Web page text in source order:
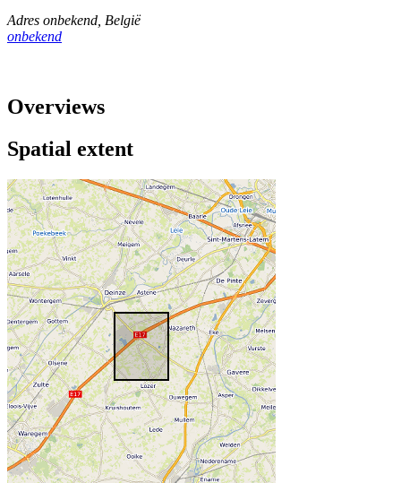
Adres onbekend België
onbekend
Overviews
Spatial extent